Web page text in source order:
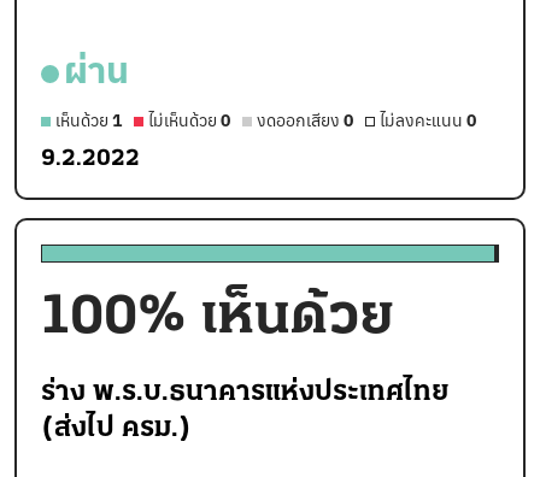
ผ่าน
เห็นด้วย 1 ไม่เห็นด้วย 0 งดออกเสียง 0 ไม่ลงคะแนน 0
9.2.2022
100% เห็นด้วย
ร่าง พ.ร.บ.ธนาคารแห่งประเทศไทย
(ส่งไป ครม.)